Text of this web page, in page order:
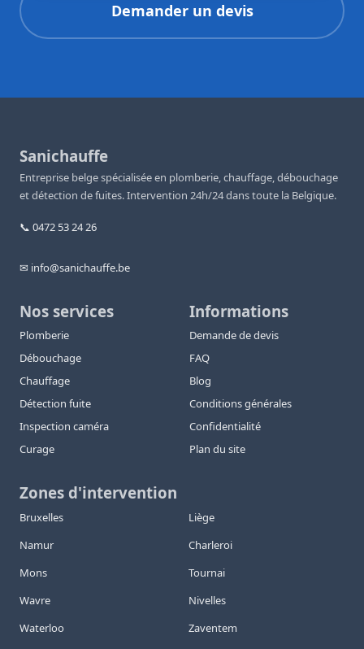
Demander un devis
Sanichauffe
Entreprise belge spécialisée en plomberie, chauffage, débouchage
et détection de fuites. Intervention 24h/24 dans toute la Belgique.
📞 0472 53 24 26
✉ info@sanichauffe.be
Nos services
Plomberie
Débouchage
Chauffage
Détection fuite
Inspection caméra
Curage
Informations
Demande de devis
FAQ
Blog
Conditions générales
Confidentialité
Plan du site
Zones d'intervention
Bruxelles
Liège
Namur
Charleroi
Mons
Tournai
Wavre
Nivelles
Waterloo
Zaventem